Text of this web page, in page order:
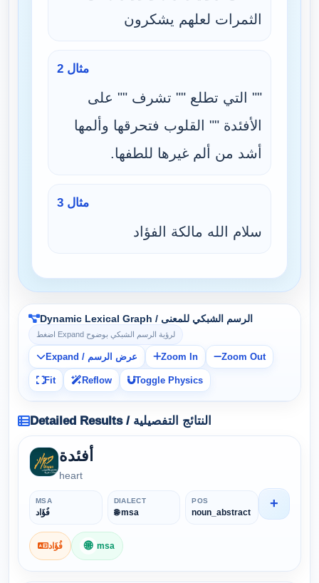
الثمرات لعلهم يشكرون
مثال 2
"" التي تطلع "" تشرف "" على
الأفئدة "" القلوب فتحرقها وألمها
أشد من ألم غيرها للطفها.
مثال 3
سلام الله مالكة الفؤاد
Dynamic Lexical Graph / الرسم الشبكي للمعنى
اضغط Expand لرؤية الرسم الشبكي بوضوح
Expand / عرض الرسم Zoom In Zoom Out
Fit Reflow Toggle Physics
Detailed Results / النتائج التفصيلية
أفئدة
heart
MSA
فُؤَاد
DIALECT
🌐 msa
POS
noun_abstract
فُؤَاد 🌐 msa
+